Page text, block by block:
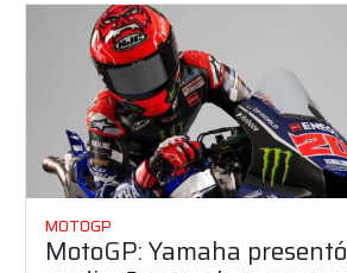
MOTOGP
MotoGP: Yamaha presentó